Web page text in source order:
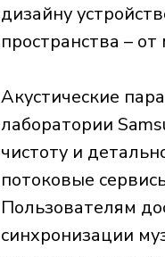
дизайну
пространства –
Акустические
лаборатории
чистоту и
потоковые
Пользователям
синхронизации